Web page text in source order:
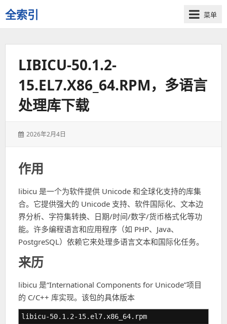
全索引
一
些
菜单
LIBICU-50.1.2-
15.EL7.X86_64.RPM，多语言
处理库下载
发
2026年2月4日
作用
libicu 是一个为软件提供 Unicode 和全球化支持的库集
合。它提供强大的 Unicode 支持、软件国际化、文本边
界分析、字符集转换、日期/时间/数字/货币格式化等功
能。许多编程语言和应用程序（如 PHP、Java、
PostgreSQL）依赖它来处理多语言文本和国际化任务。
来历
libicu 是“International Components for Unicode”项目
的 C/C++ 库实现。该包的具体版本
libicu-50.1.2-15.el7.x86_64.rpm